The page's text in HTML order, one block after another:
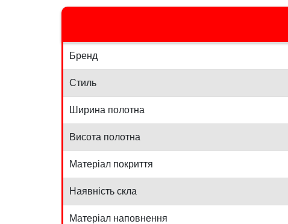
Бренд
Стиль
Ширина полотна
Висота полотна
Матеріал покриття
Наявність скла
Матеріал наповнення